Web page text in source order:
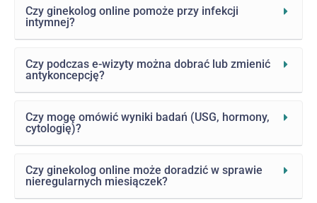
Czy ginekolog online pomoże przy infekcji
intymnej?
Czy podczas e-wizyty można dobrać lub zmienić
antykoncepcję?
Czy mogę omówić wyniki badań (USG, hormony,
cytologię)?
Czy ginekolog online może doradzić w sprawie
nieregularnych miesiączek?